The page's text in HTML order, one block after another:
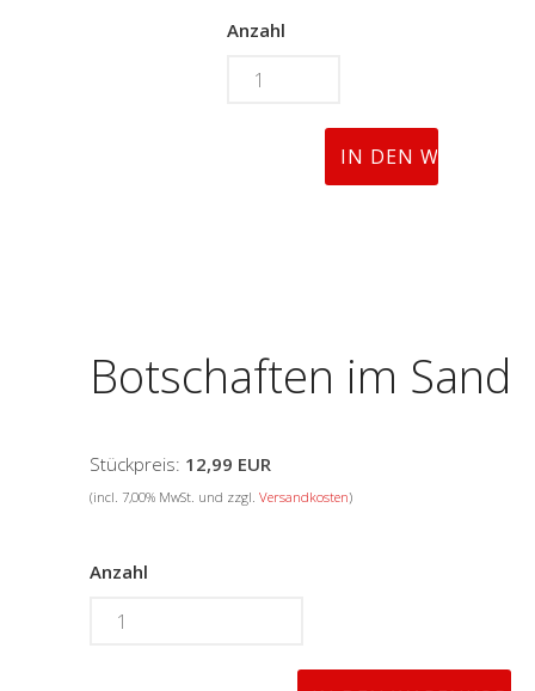
Anzahl
Botschaften im Sand
Stückpreis: 12,99 EUR
(incl. 7,00% MwSt. und zzgl. Versandkosten)
Anzahl